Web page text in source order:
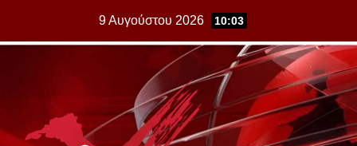
9 Αυγούστου 2026 10:03